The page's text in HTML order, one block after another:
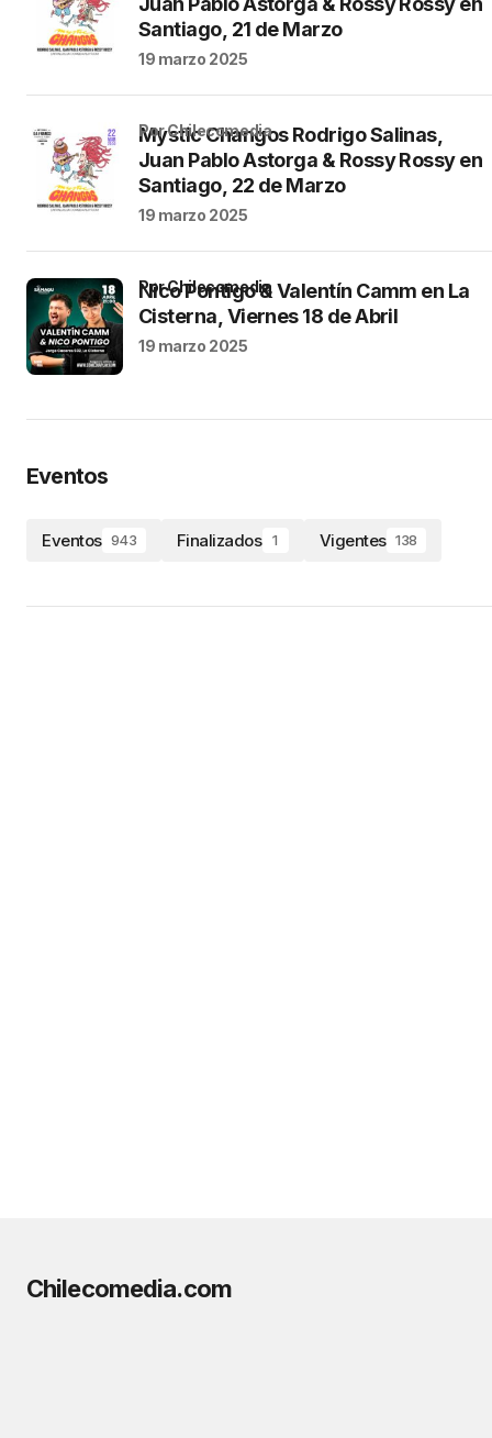
Santiago, 21 de Marzo
19 marzo 2025
Mystic Changos Rodrigo Salinas,
Juan Pablo Astorga & Rossy Rossy en
Santiago, 22 de Marzo
por Chilecomedia
19 marzo 2025
Nico Pontigo & Valentín Camm en La
Cisterna, Viernes 18 de Abril
por Chilecomedia
19 marzo 2025
Eventos
Eventos 943 Finalizados 1 Vigentes 138
Chilecomedia.com